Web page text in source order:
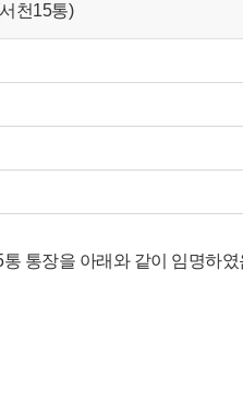
천15통)
통장을 아래와 같이 임명하